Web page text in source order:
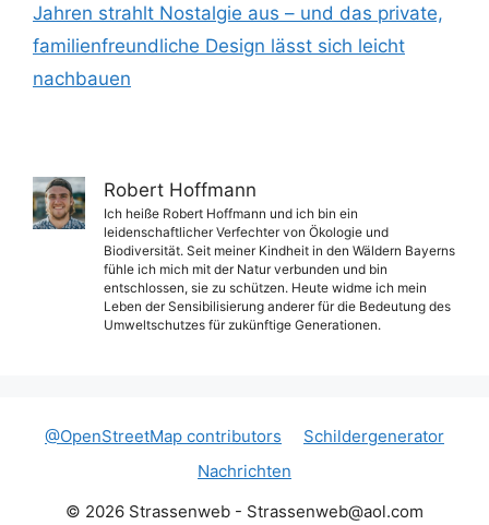
Jahren strahlt Nostalgie aus – und das private,
familienfreundliche Design lässt sich leicht
nachbauen
Robert Hoffmann
Ich heiße Robert Hoffmann und ich bin ein
leidenschaftlicher Verfechter von Ökologie und
Biodiversität. Seit meiner Kindheit in den Wäldern Bayerns
fühle ich mich mit der Natur verbunden und bin
entschlossen, sie zu schützen. Heute widme ich mein
Leben der Sensibilisierung anderer für die Bedeutung des
Umweltschutzes für zukünftige Generationen.
@OpenStreetMap contributors
Schildergenerator
Nachrichten
© 2026 Strassenweb - Strassenweb@aol.com